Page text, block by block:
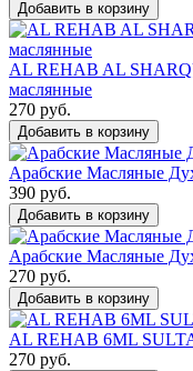
Добавить в корзину
AL REHAB AL
маслянные
270 руб.
Добавить в корзину
Арабские Масляные
390 руб.
Добавить в корзину
Арабские Масляные
270 руб.
Добавить в корзину
AL REHAB 6ML
270 руб.